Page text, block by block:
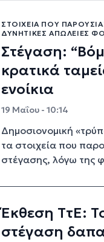
ΣΤΟΙΧΕΊΑ ΠΟΥ
ΔΥΝΗΤΙΚΈΣ ΑΠΏΛΕΙΕΣ
Στέγαση:
κρατικά
ενοίκια
19 Μαΐου - 10:14
Δημοσιονομική
τα στοιχεία που
στέγασης, λόγω της
Έκθεση ΤτΕ:
στέγαση